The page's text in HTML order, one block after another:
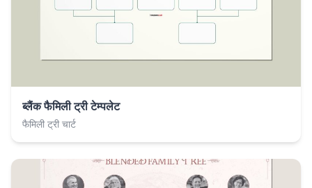
ब्लैंक फैमिली ट्री टेम्पलेट
फैमिली ट्री चार्ट